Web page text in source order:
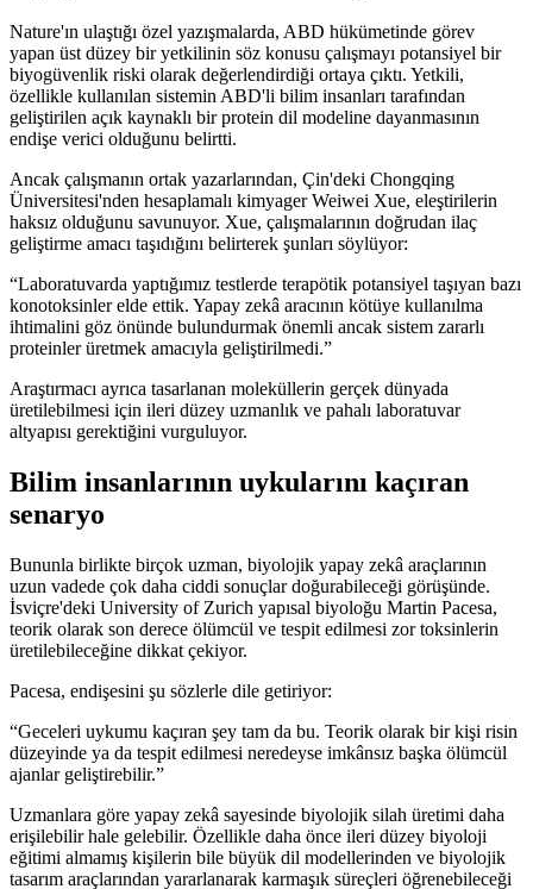
Nature'ın ulaştığı özel yazışmalarda, ABD hükümetinde görev
yapan üst düzey bir yetkilinin söz konusu çalışmayı potansiyel bir
biyogüvenlik riski olarak değerlendirdiği ortaya çıktı. Yetkili,
özellikle kullanılan sistemin ABD'li bilim insanları tarafından
geliştirilen açık kaynaklı bir protein dil modeline dayanmasının
endişe verici olduğunu belirtti.
Ancak çalışmanın ortak yazarlarından, Çin'deki Chongqing
Üniversitesi'nden hesaplamalı kimyager Weiwei Xue, eleştirilerin
haksız olduğunu savunuyor. Xue, çalışmalarının doğrudan ilaç
geliştirme amacı taşıdığını belirterek şunları söylüyor:
“Laboratuvarda yaptığımız testlerde terapötik potansiyel taşıyan bazı
konotoksinler elde ettik. Yapay zekâ aracının kötüye kullanılma
ihtimalini göz önünde bulundurmak önemli ancak sistem zararlı
proteinler üretmek amacıyla geliştirilmedi.”
Araştırmacı ayrıca tasarlanan moleküllerin gerçek dünyada
üretilebilmesi için ileri düzey uzmanlık ve pahalı laboratuvar
altyapısı gerektiğini vurguluyor.
Bilim insanlarının uykularını kaçıran
senaryo
Bununla birlikte birçok uzman, biyolojik yapay zekâ araçlarının
uzun vadede çok daha ciddi sonuçlar doğurabileceği görüşünde.
İsviçre'deki University of Zurich yapısal biyoloğu Martin Pacesa,
teorik olarak son derece ölümcül ve tespit edilmesi zor toksinlerin
üretilebileceğine dikkat çekiyor.
Pacesa, endişesini şu sözlerle dile getiriyor:
“Geceleri uykumu kaçıran şey tam da bu. Teorik olarak bir kişi risin
düzeyinde ya da tespit edilmesi neredeyse imkânsız başka ölümcül
ajanlar geliştirebilir.”
Uzmanlara göre yapay zekâ sayesinde biyolojik silah üretimi daha
erişilebilir hale gelebilir. Özellikle daha önce ileri düzey biyoloji
eğitimi almamış kişilerin bile büyük dil modellerinden ve biyolojik
tasarım araçlarından yararlanarak karmaşık süreçleri öğrenebileceği